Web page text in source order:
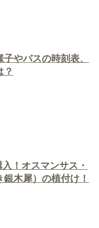
やバスの時刻表、
？
！オスマンサス・
木犀）の植付け！